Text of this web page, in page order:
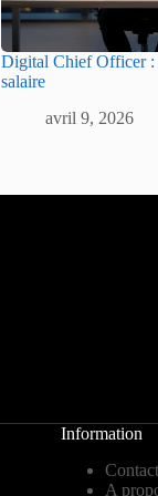
Digital Chief Officer :
salaire
avril 9, 2026
Information
Contact
A